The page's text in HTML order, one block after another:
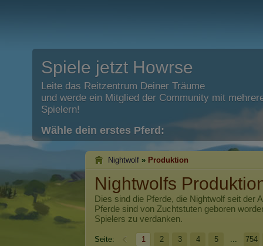
Spiele jetzt Howrse
Leite das Reitzentrum Deiner Träume
und werde ein Mitglied der Community mit
Spielern!
Wähle dein erstes Pferd:
Nightwolf » Produktion
Nightwolfs
Dies sind die Pferde, die Nightwolf seit der
Pferde sind von Zuchtstuten geboren
Spielers zu verdanken.
Seite: 1 2 3 4 5 ... 754